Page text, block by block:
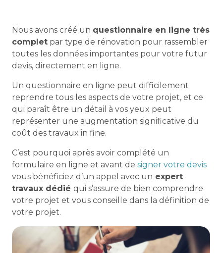
Nous avons créé un questionnaire en ligne très
complet par type de rénovation pour rassembler
toutes les données importantes pour votre futur
devis, directement en ligne.
Un questionnaire en ligne peut difficilement
reprendre tous les aspects de votre projet, et ce
qui paraît être un détail à vos yeux peut
représenter une augmentation significative du
coût des travaux in fine.
C’est pourquoi après avoir complété un
formulaire en ligne et avant de signer votre devis
vous bénéficiez d’un appel avec un expert
travaux dédié qui s’assure de bien comprendre
votre projet et vous conseille dans la définition de
votre projet.